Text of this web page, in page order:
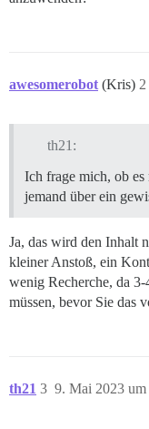
awesomerobot (Kris) 2
th21:
Ich frage mich, ob
jemand über ein
Ja, das wird den Inhalt
kleiner Anstoß, ein
wenig Recherche, da
müssen, bevor Sie das
th21 9. Mai 2023 um
3